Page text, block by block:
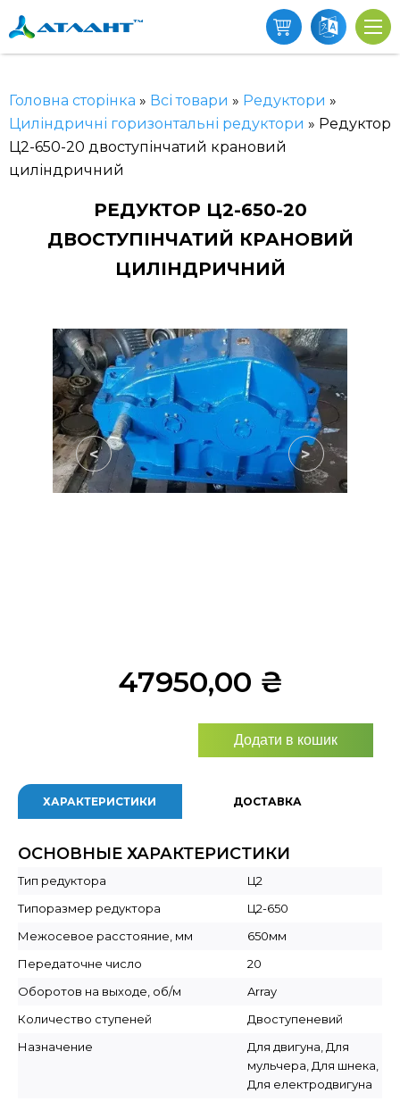
Головна сторінка » Всі товари » Редуктори »
Циліндричні горизонтальні редуктори » Редуктор
Ц2-650-20 двоступінчатий крановий
циліндричний
РЕДУКТОР Ц2-650-20
ДВОСТУПІНЧАТИЙ КРАНОВИЙ
ЦИЛІНДРИЧНИЙ
< >
47950,00 ₴
Додати в кошик
ХАРАКТЕРИСТИКИ ДОСТАВКА
ОСНОВНЫЕ ХАРАКТЕРИСТИКИ
Тип редуктора
Ц2
Типоразмер редуктора
Ц2-650
Межосевое расстояние, мм
650мм
Передаточне число
20
Оборотов на выходе, об/м
Array
Количество ступеней
Двоступеневий
Назначение
Для двигуна, Для
мульчера, Для шнека,
Для електродвигуна